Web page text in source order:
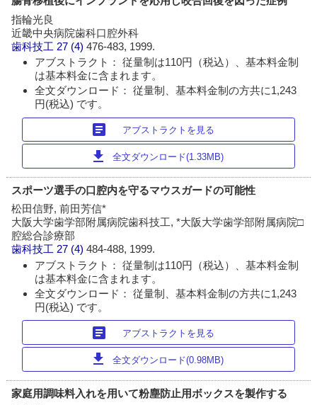
指輪光良
近畿中央病院歯科口腔外科
歯科技工 27 (4)476-483, 1999.
アブストラクト： 従量制は110円（税込）、基本料金制
は基本料金に含まれます。
全文ダウンロード： 従量制、基本料金制の方共に1,243
円(税込) です。
article アブストラクトを見る
download 全文ダウンロード(1.33MB)
スポーツ選手の口腔内を守るマウスガードの可能性
松田信野, 前田芳信*
大阪大学歯学部附属病院歯科技工, *大阪大学歯学部附属病院□
腔総合診療部
歯科技工 27 (4)484-488, 1999.
アブストラクト： 従量制は110円（税込）、基本料金制
は基本料金に含まれます。
全文ダウンロード： 従量制、基本料金制の方共に1,243
円(税込) です。
article アブストラクトを見る
download 全文ダウンロード(0.98MB)
家庭用調味料入れを用いて粉塵防止用ボックスを製作する